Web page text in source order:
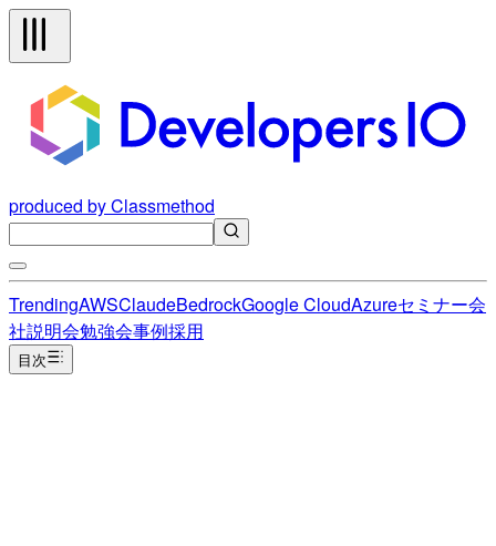
produced by Classmethod
TrendingAWSClaudeBedrockGoogle CloudAzureセミナー会
社説明会勉強会事例採用
目次